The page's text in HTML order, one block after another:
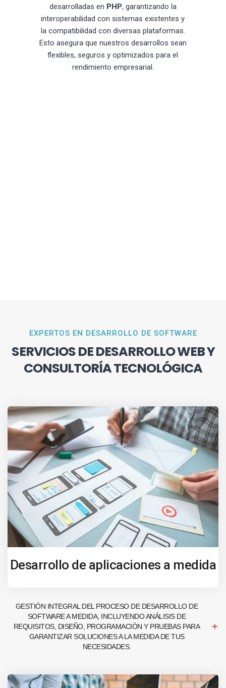
desarrolladas en PHP, garantizando la
interoperabilidad con sistemas existentes y
la compatibilidad con diversas plataformas.
Esto asegura que nuestros desarrollos sean
flexibles, seguros y optimizados para el
rendimiento empresarial.
EXPERTOS EN DESARROLLO DE SOFTWARE
SERVICIOS DE DESARROLLO WEB Y
CONSULTORÍA TECNOLÓGICA
Desarrollo de aplicaciones a medida
GESTIÓN INTEGRAL DEL PROCESO DE DESARROLLO DE
SOFTWARE A MEDIDA, INCLUYENDO ANÁLISIS DE
REQUISITOS, DISEÑO, PROGRAMACIÓN Y PRUEBAS PARA
GARANTIZAR SOLUCIONES A LA MEDIDA DE TUS
NECESIDADES.